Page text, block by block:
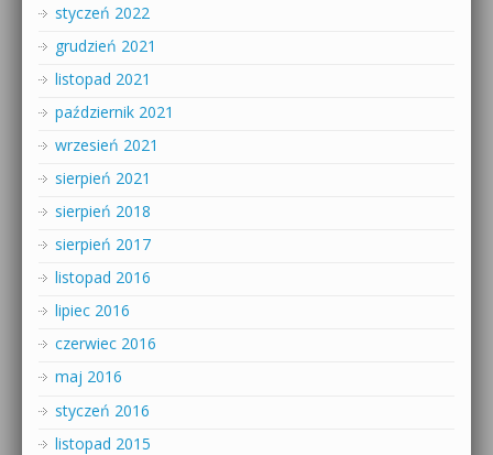
styczeń 2022
grudzień 2021
listopad 2021
październik 2021
wrzesień 2021
sierpień 2021
sierpień 2018
sierpień 2017
listopad 2016
lipiec 2016
czerwiec 2016
maj 2016
styczeń 2016
listopad 2015